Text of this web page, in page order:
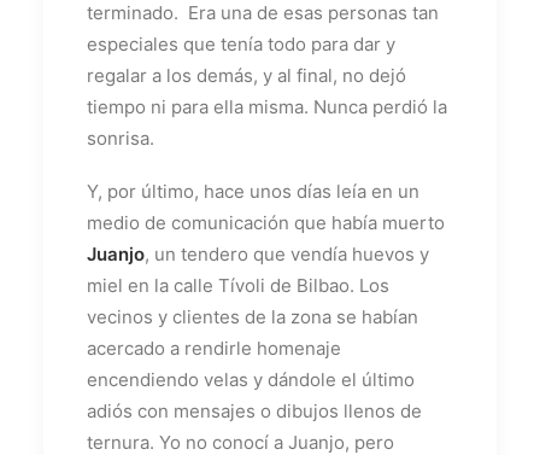
terminado. Era una de esas personas tan
especiales que tenía todo para dar y
regalar a los demás, y al final, no dejó
tiempo ni para ella misma. Nunca perdió la
sonrisa.
Y, por último, hace unos días leía en un
medio de comunicación que había muerto
Juanjo, un tendero que vendía huevos y
miel en la calle Tívoli de Bilbao. Los
vecinos y clientes de la zona se habían
acercado a rendirle homenaje
encendiendo velas y dándole el último
adiós con mensajes o dibujos llenos de
ternura. Yo no conocí a Juanjo, pero